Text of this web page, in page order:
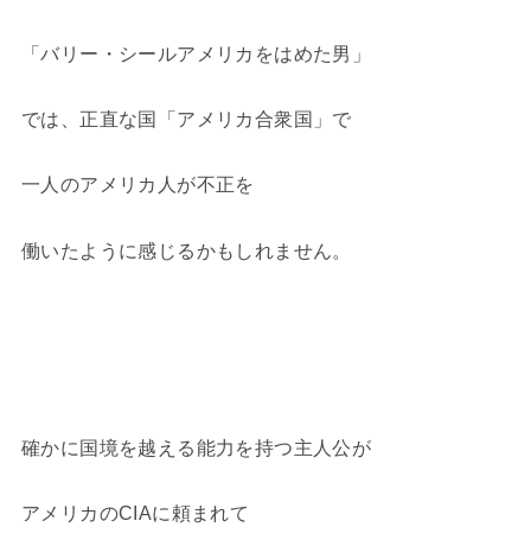
「バリー・シールアメリカをはめた男」
では、正直な国「アメリカ合衆国」で
一人のアメリカ人が不正を
働いたように感じるかもしれません。
確かに国境を越える能力を持つ主人公が
アメリカのCIAに頼まれて